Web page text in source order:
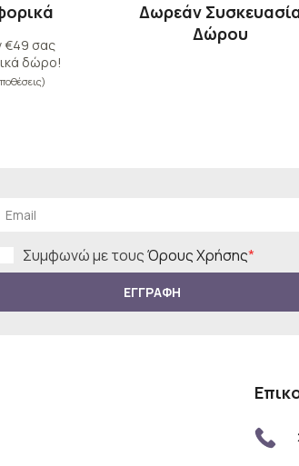
€49 σας
δώρο!
Δωρεάν
Δώρου
Συμφωνώ με τουςΌρους Χρήσης*
ΕΓΓΡΑΦΗ